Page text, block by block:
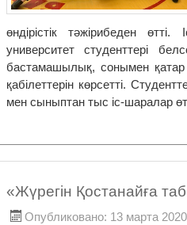
өндірістік тәжірибеден
университет студенттері
бастамашылық, сонымен
қабілеттерін көрсетті.
мен сыныптан тыс іс-шаралар
«Жүрегін Қостанайға
Опубликовано: 13 марта 2020